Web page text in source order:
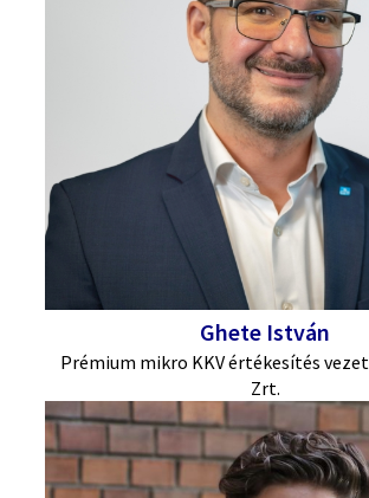
Ghete István
Prémium mikro KKV értékesítés
Zrt.